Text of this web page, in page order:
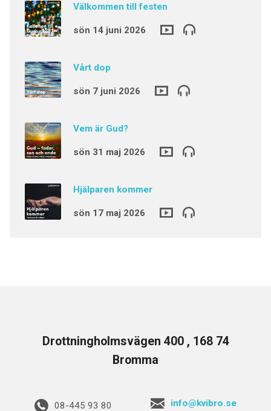
Välkommen till festen
sön 14 juni 2026
Vårt dop
sön 7 juni 2026
Vem är Gud?
sön 31 maj 2026
Hjälparen kommer
sön 17 maj 2026
Drottningholmsvägen 400 , 168 74
Bromma
08-445 93 80 info@kvibro.se